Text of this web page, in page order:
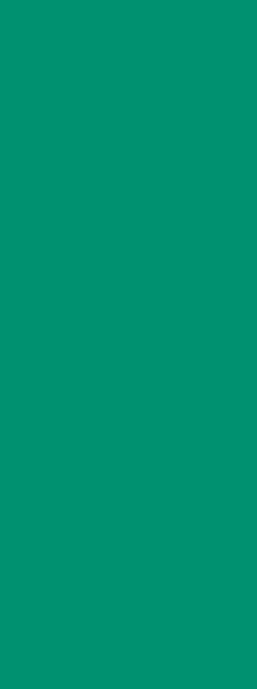
zu Schule. Sie
den jeweiligen,
Betreuung anbietet.